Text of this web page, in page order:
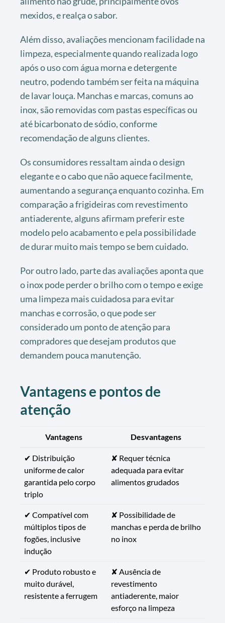
mexidos, e realça o sabor.
Além disso, avaliações mencionam facilidade na
limpeza, especialmente quando realizada logo
após o uso com água morna e detergente
neutro, podendo também ser feita na máquina
de lavar louça. Manchas e marcas, comuns ao
inox, são removidas com pastas específicas ou
até bicarbonato de sódio, conforme
recomendação de alguns clientes.
Os consumidores ressaltam ainda o design
elegante e o cabo que não aquece facilmente,
aumentando a segurança enquanto cozinha. Em
comparação a frigideiras com revestimento
antiaderente, alguns afirmam preferir este
modelo pelo acabamento e pela possibilidade
de durar muito mais tempo se bem cuidado.
Por outro lado, parte das avaliações aponta que
o inox pode perder o brilho com o tempo e exige
uma limpeza mais cuidadosa para evitar
manchas e corrosão, o que pode ser
considerado um ponto de atenção para
compradores que desejam produtos que
demandem pouca manutenção.
Vantagens e pontos de
atenção
Vantagens Desvantagens
✔ Distribuição
uniforme de calor
garantida pelo corpo
triplo
✘ Requer técnica
adequada para evitar
alimentos grudados
✔ Compatível com
múltiplos tipos de
fogões, inclusive
indução
✘ Possibilidade de
manchas e perda de brilho
no inox
✔ Produto robusto e
muito durável,
resistente a ferrugem
✘ Ausência de
revestimento
antiaderente, maior
esforço na limpeza